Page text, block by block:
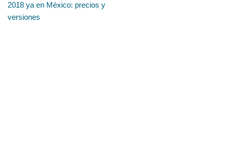
2018 ya en México: precios y
versiones